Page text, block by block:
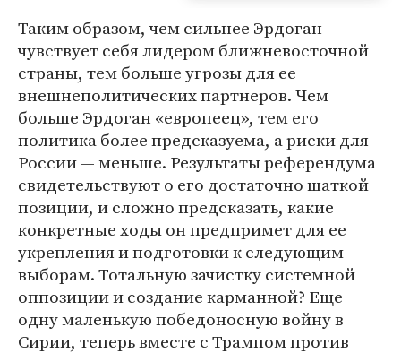
Таким образом, чем сильнее Эрдоган
чувствует себя лидером ближневосточной
страны, тем больше угрозы для ее
внешнеполитических партнеров. Чем
больше Эрдоган «европеец», тем его
политика более предсказуема, а риски для
России — меньше. Результаты референдума
свидетельствуют о его достаточно шаткой
позиции, и сложно предсказать, какие
конкретные ходы он предпримет для ее
укрепления и подготовки к следующим
выборам. Тотальную зачистку системной
оппозиции и создание карманной? Еще
одну маленькую победоносную войну в
Сирии, теперь вместе с Трампом против